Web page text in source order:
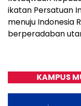
ikatan Persatuan
menuju Indonesia
berperadaban
KAMPUS